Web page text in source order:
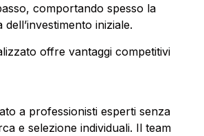
comportando spesso la
iniziale.
offre vantaggi competitivi
a professionisti esperti senza
e selezione individuali. Il team